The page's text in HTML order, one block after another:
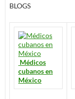
BLOGS
Médicos
cubanos en
México